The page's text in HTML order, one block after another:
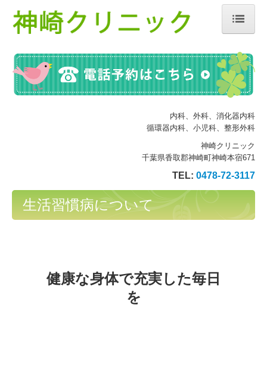
院長紹介
施設・設備のご案内
内科、外科、消化器内科
循環器内科、小児科、整形外科
神崎クリニック
千葉県香取郡神崎町神崎本宿671
TEL: 0478-72-3117
生活習慣病について
健康な身体で充実した毎日
を